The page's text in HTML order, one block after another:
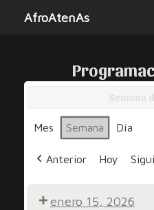
AfroAtenAs
Mes Semana Día
Anterior Hoy
enero 15, 2026